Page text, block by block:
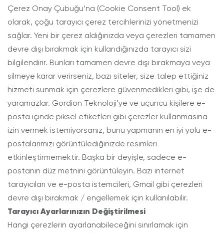
Çerez Onay Çubuğu’na (Cookie Consent Tool) ek
olarak, çoğu tarayıcı çerez tercihlerinizi yönetmenizi
sağlar. Yeni bir çerez aldığınızda veya çerezleri tamamen
devre dışı bırakmak için kullandığınızda tarayıcı sizi
bilgilendirir. Bunları tamamen devre dışı bırakmaya veya
silmeye karar verirseniz, bazı siteler, size talep ettiğiniz
hizmeti sunmak için çerezlere güvenmedikleri gibi, işe de
yaramazlar. Gordion Teknoloji’ye ve üçüncü kişilere e-
posta içinde piksel etiketleri gibi çerezler kullanmasına
izin vermek istemiyorsanız, bunu yapmanın en iyi yolu e-
postalarımızı görüntülediğinizde resimleri
etkinleştirmemektir. Başka bir deyişle, sadece e-
postanın düz metnini görüntüleyin. Bazı internet
tarayıcıları ve e-posta istemcileri, Gmail gibi çerezleri
devre dışı bırakmak / engellemek için kullanılabilir.
Tarayıcı Ayarlarınızın Değiştirilmesi
Hangi çerezlerin ayarlanabileceğini sınırlamak için